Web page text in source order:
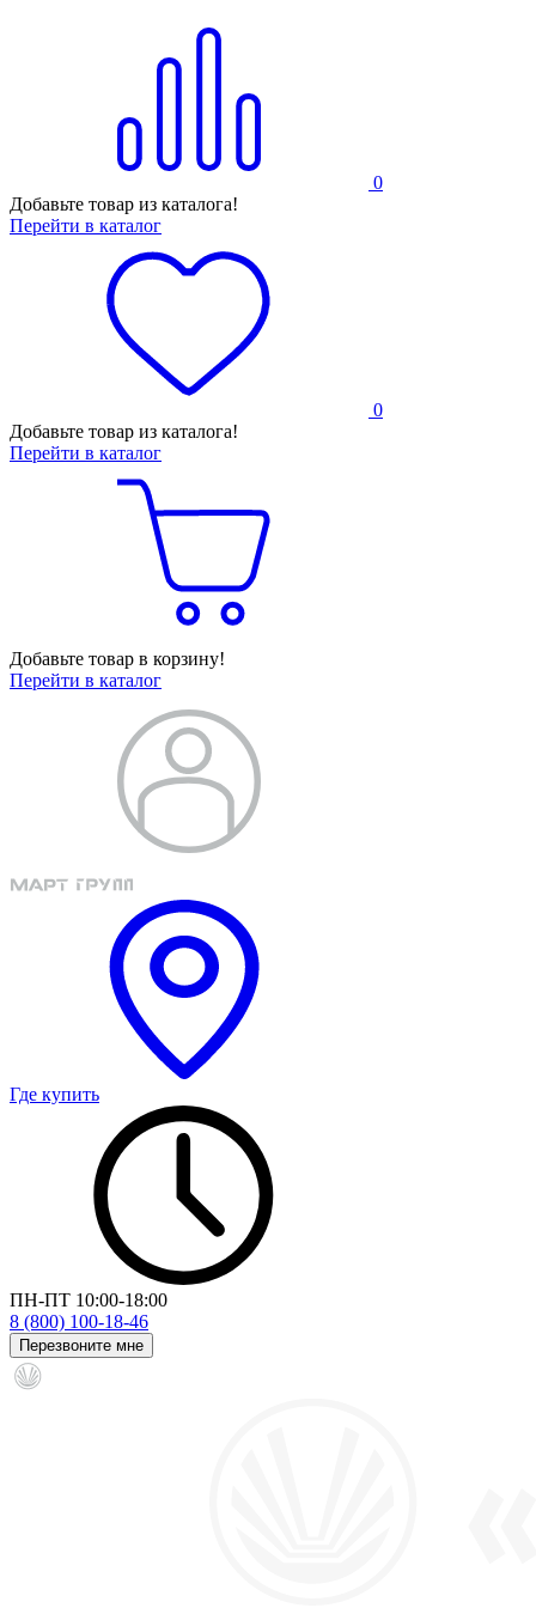
0
Добавьте товар из каталога!
Перейти в каталог
0
Добавьте товар из каталога!
Перейти в каталог
Добавьте товар в корзину!
Перейти в каталог
Где купить
ПН-ПТ 10:00-18:00
8 (800) 100-18-46
Перезвоните мне